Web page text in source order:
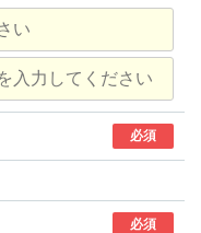
必須
必須